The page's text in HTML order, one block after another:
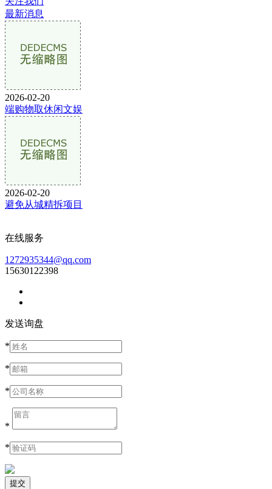
最新消息
2026-02-20
端购物取休闲文娱
2026-02-20
避免从城精拆项目
在线服务
1272935344@qq.com
15630122398
发送询盘
*
*
*
*
*